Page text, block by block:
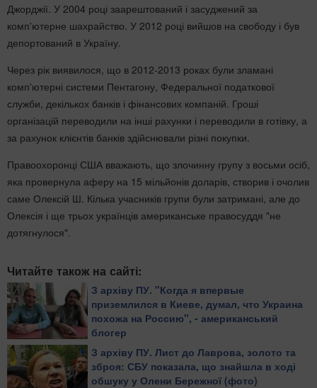
Джорджії. У 2004 році заарештований і засуджений за
комп'ютерне шахрайство. У 2012 році вийшов на свободу і був
депортований в Україну.
Через рік виявилося, що в 2012-2013 роках були зламані
комп'ютерні системи Пентагону, Федеральної податкової
служби, декількох банків і фінансових компаній. Гроші
організацій переводили на інші рахунки і переводили в готівку, а
за рахунок клієнтів банків здійснювали різні покупки.
Правоохоронці США вважають, що злочинну групу з восьми осіб,
яка провернула аферу на 15 мільйонів доларів, створив і очолив
саме Олексій Ш. Кілька учасників групи були затримані, але до
Олексія і ще трьох українців американське правосуддя "не
дотягнулося".
Читайте також на сайті:
З архіву ПУ. "​Когда я впервые
приземлился в Киеве, думал, что Украина
похожа на Россию", - американський
блогер
З архіву ПУ. Лист до Лаврова, золото та
зброя: СБУ показала, що знайшла в ході
обшуку у Олени Бережної (фото)